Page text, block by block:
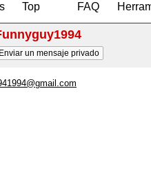
Top
FAQ
Enviar un mensaje privado